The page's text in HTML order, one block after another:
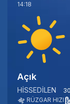
14:18
Açık
HISSEDILEN
RÜZGAR HIZI